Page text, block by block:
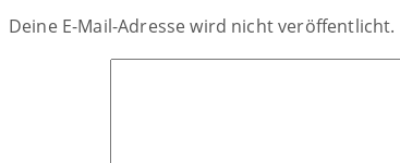
Deine E-Mail-Adresse wird nicht veröffentlicht.